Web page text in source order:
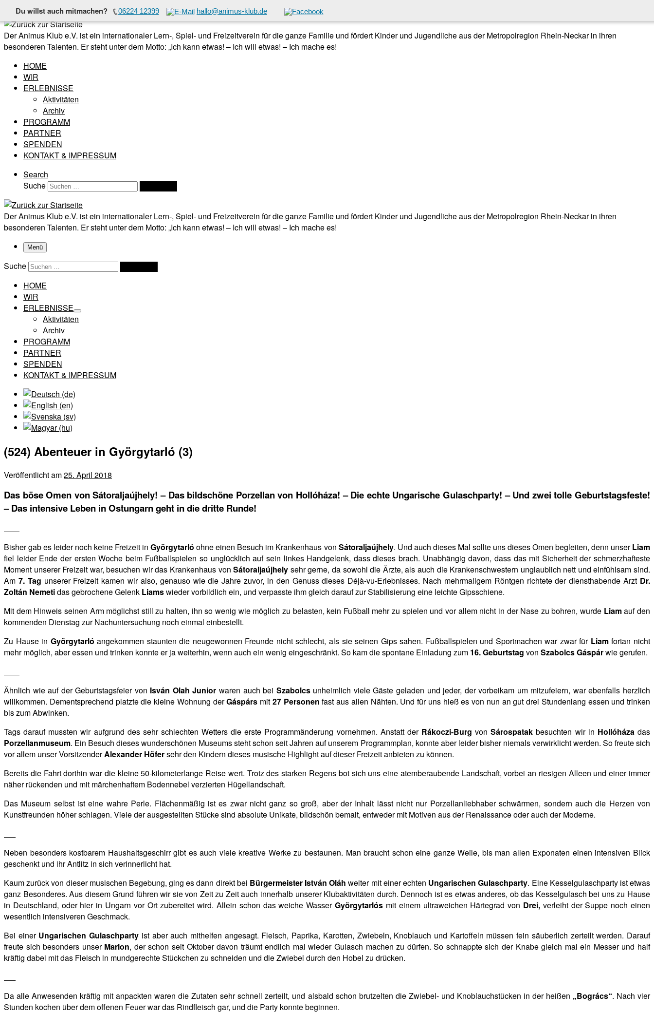
Du willst auch mitmachen? 06224 12399 hallo@animus-klub.de
Zum Inhalt springen
Der Animus Klub e.V. ist ein internationaler Lern-, Spiel- und Freizeitverein für die ganze Familie und fördert Kinder und Jugendliche aus der Metropolregion Rhein-Neckar in ihren
besonderen Talenten. Er steht unter dem Motto: „Ich kann etwas! – Ich will etwas! – Ich mache es!
HOME
WIR
ERLEBNISSE
Aktivitäten
Archiv
PROGRAMM
PARTNER
SPENDEN
KONTAKT & IMPRESSUM
Search
Suche
Der Animus Klub e.V. ist ein internationaler Lern-, Spiel- und Freizeitverein für die ganze Familie und fördert Kinder und Jugendliche aus der Metropolregion Rhein-Neckar in ihren
besonderen Talenten. Er steht unter dem Motto: „Ich kann etwas! – Ich will etwas! – Ich mache es!
Menü
Suche
HOME
WIR
ERLEBNISSE
Aktivitäten
Archiv
PROGRAMM
PARTNER
SPENDEN
KONTAKT & IMPRESSUM
(524) Abenteuer in Györgytarló (3)
Veröffentlicht am25. April 2018
Das böse Omen von Sátoraljaújhely! – Das bildschöne Porzellan von Hollóháza! – Die echte Ungarische Gulaschparty! – Und zwei tolle Geburtstagsfeste!
– Das intensive Leben in Ostungarn geht in die dritte Runde!
Bisher gab es leider noch keine Freizeit inGyörgytarló ohne einen Besuch im Krankenhaus von Sátoraljaújhely. Und auch dieses Mal sollte uns dieses Omen begleiten, denn unserLiam
fiel leider Ende der ersten Woche beim Fußballspielen so unglücklich auf sein linkes Handgelenk, dass dieses brach. Unabhängig davon, dass das mit Sicherheit der schmerzhafteste
Moment unserer Freizeit war, besuchen wir das Krankenhaus vonSátoraljaújhely sehr gerne, da sowohl die Ärzte, als auch die Krankenschwestern unglaublich nett und einfühlsam sind.
Am 7. Tag unserer Freizeit kamen wir also, genauso wie die Jahre zuvor, in den Genuss dieses Déjà-vu-Erlebnisses. Nach mehrmaligem Röntgen richtete der diensthabende Arzt Dr.
Zoltán Nemetidas gebrochene Gelenk Liamswieder vorbildlich ein, und verpasste ihm gleich darauf zur Stabilisierung eine leichte Gipsschiene.
Mit dem Hinweis seinen Arm möglichst still zu halten, ihn so wenig wie möglich zu belasten, kein Fußball mehr zu spielen und vor allem nicht in der Nase zu bohren, wurde Liamauf den
kommenden Dienstag zur Nachuntersuchung noch einmal einbestellt.
Zu Hause in Györgytarlóangekommen staunten die neugewonnen Freunde nicht schlecht, als sie seinen Gips sahen. Fußballspielen und Sportmachen war zwar für Liamfortan nicht
mehr möglich, aber essen und trinken konnte er ja weiterhin, wenn auch ein wenig eingeschränkt. So kam die spontane Einladung zum 16. Geburtstag von Szabolcs Gáspárwie gerufen.
Ähnlich wie auf der Geburtstagsfeier von Isván Olah Junior waren auch bei Szabolcsunheimlich viele Gäste geladen und jeder, der vorbeikam um mitzufeiern, war ebenfalls herzlich
willkommen. Dementsprechend platzte die kleine Wohnung derGáspárs mit 27 Personen fast aus allen Nähten. Und für uns hieß es von nun an gut drei Stundenlang essen und trinken
bis zum Abwinken.
Tags darauf mussten wir aufgrund des sehr schlechten Wetters die erste Programmänderung vornehmen. Anstatt der Rákoczi-Burg vonSárospatakbesuchten wir in Hollóházadas
Porzellanmuseum. Ein Besuch dieses wunderschönen Museums steht schon seit Jahren auf unserem Programmplan, konnte aber leider bisher niemalsverwirklicht werden. So freute sich
vor allem unser VorsitzenderAlexander Höfersehr den Kindern dieses musische Highlight auf dieser Freizeit anbieten zu können.
Bereits die Fahrt dorthin war die kleine 50-kilometerlange Reise wert. Trotz des starken Regens bot sich uns eine atemberaubende Landschaft, vorbei an riesigen Alleen und einer immer
näher rückenden und mit märchenhaftem Bodennebel verzierten Hügellandschaft.
Das Museum selbst ist eine wahre Perle. Flächenmäßig ist es zwar nicht ganz so groß, aber der Inhalt lässt nicht nur Porzellanliebhaber schwärmen, sondern auch die Herzen von
Kunstfreunden höher schlagen. Viele der ausgestellten Stücke sind absolute Unikate, bildschön bemalt, entweder mit Motiven aus der Renaissance oder auch der Moderne.
Neben besonders kostbarem Haushaltsgeschirr gibt es auch viele kreative Werke zu bestaunen. Man braucht schon eine ganze Weile, bis man allen Exponaten einen intensiven Blick
geschenkt und ihr Antlitz in sich verinnerlicht hat.
Kaum zurück von dieser musischen Begebung, ging es dann direkt bei Bürgermeister István Oláh weiter mit einer echten Ungarischen Gulaschparty. Eine Kesselgulaschparty ist etwas
ganz Besonderes. Aus diesem Grund führen wir sie von Zeit zu Zeit auch innerhalb unserer Klubaktivitäten durch. Dennoch ist es etwas anderes, ob das Kesselgulasch bei uns zu Hause
in Deutschland, oder hier in Ungarn vor Ort zubereitet wird. Allein schon das weiche WasserGyörgytarlós mit einem ultraweichen Härtegrad von Drei,verleiht der Suppe noch einen
wesentlich intensiveren Geschmack.
Bei einer Ungarischen Gulaschparty ist aber auch mithelfen angesagt. Fleisch, Paprika, Karotten, Zwiebeln, Knoblauch und Kartoffeln müssen fein säuberlich zerteilt werden. Darauf
freute sich besonders unser Marlon, der schon seit Oktober davon träumt endlich mal wieder Gulasch machen zu dürfen. So schnappte sich der Knabe gleich mal ein Messer und half
kräftig dabei mit das Fleisch in mundgerechte Stückchen zu schneiden und die Zwiebel durch den Hobel zu drücken.
Da alle Anwesenden kräftig mit anpackten waren die Zutaten sehr schnell zerteilt, und alsbald schon brutzelten die Zwiebel- und Knoblauchstücken in der heißen „Bogrács“. Nach vier
Stunden kochen über dem offenen Feuer war das Rindfleisch gar, und die Party konnte beginnen.